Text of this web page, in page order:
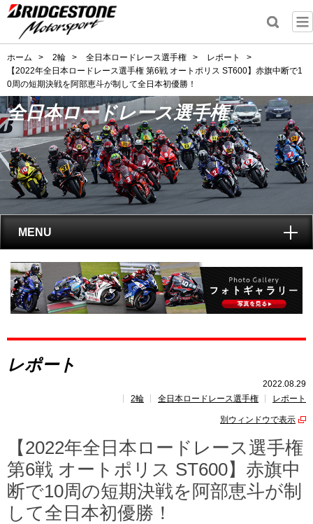
ホーム > 2輪 > 全日本ロードレース選手権 > レポート
>
【2022年全日本ロードレース選手権 第6戦 オートポリス ST600】赤旗中断で1
0周の短期決戦を阿部恵斗が制して全日本初優勝！
全日本ロードレース選手権
MENU
トップ
全日本ロードレース選手権とは?
レポート
速報
ポイントランキング
レポート
2022.08.29
2輪
全日本ロードレース選手権 レポート
別ウィンドウで表示
【2022年全日本ロードレース選手権
第6戦 オートポリス ST600】赤旗中
断で10周の短期決戦を阿部恵斗が制
して全日本初優勝！